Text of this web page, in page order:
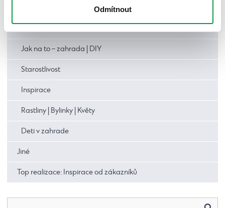
Odmítnout
Jak na to – zahrada | DIY
Starostlivost
Inspirace
Rastliny | Bylinky | Květy
Deti v zahrade
Jiné
Top realizace: Inspirace od zákazníků